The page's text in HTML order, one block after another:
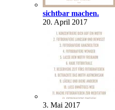
sichtbar machen.
20. April 2017
3. Mai 2017